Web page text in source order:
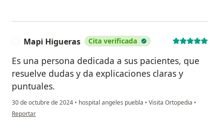
Mapi Higueras Cita verificada
Es una persona dedicada a sus pacientes, que
resuelve dudas y da explicaciones claras y
puntuales.
30 de octubre de 2024 • hospital angeles puebla • Visita Ortopedia •
en opinión del usuario Mapi Higueras
Reportar